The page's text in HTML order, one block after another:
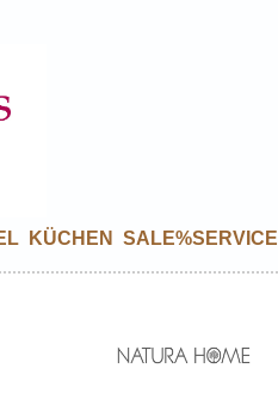
KÜCHEN SALE%SERVICE